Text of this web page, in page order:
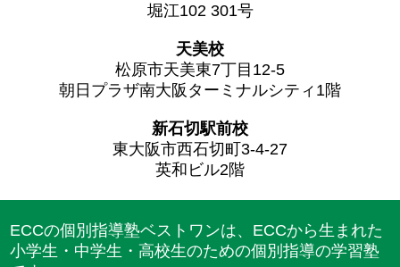
堀江102 301号
天美校
松原市天美東7丁目12-5
朝日プラザ南大阪ターミナルシティ1階
新石切駅前校
東大阪市西石切町3-4-27
英和ビル2階
ECCの個別指導塾ベストワンは、ECCから生まれた
小学生・中学生・高校生のための個別指導の学習塾